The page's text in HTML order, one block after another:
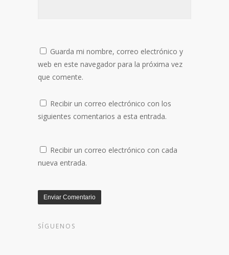
Guarda mi nombre, correo electrónico y
web en este navegador para la próxima vez
que comente.
Recibir un correo electrónico con los
siguientes comentarios a esta entrada.
Recibir un correo electrónico con cada
nueva entrada.
SÍGUENOS